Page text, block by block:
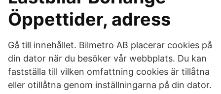
Öppettider, adress
Gå till innehållet. Bilmetro AB placerar cookies på
din dator när du besöker vår webbplats. Du kan
fastställa till vilken omfattning cookies är tillåtna
eller otillåtna genom inställningarna på din dator.